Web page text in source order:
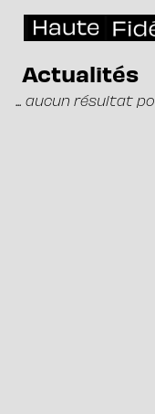
Actualités
... aucun résultat